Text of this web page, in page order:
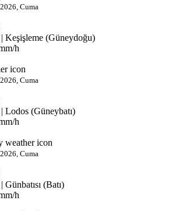
Cuma
| Keşişleme (Güneydoğu)
h
Cuma
| Lodos (Güneybatı)
h
Cuma
| Günbatısı (Batı)
h